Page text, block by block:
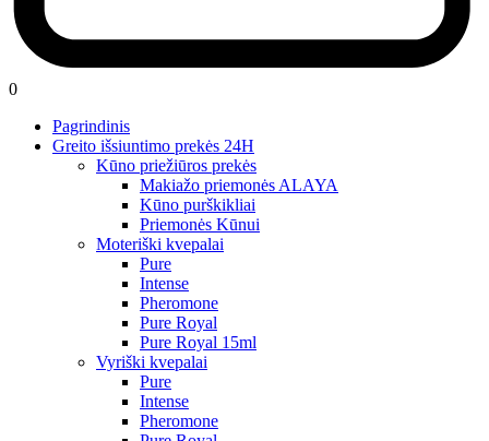
0
Pagrindinis
Greito išsiuntimo prekės 24H
Kūno priežiūros prekės
Makiažo priemonės ALAYA
Kūno purškikliai
Priemonės Kūnui
Moteriški kvepalai
Pure
Intense
Pheromone
Pure Royal
Pure Royal 15ml
Vyriški kvepalai
Pure
Intense
Pheromone